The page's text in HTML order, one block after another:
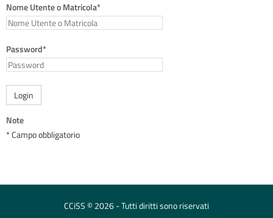
Nome Utente o Matricola*
Password*
Login
Note
* Campo obbligatorio
CCiSS © 2026 - Tutti diritti sono riservati